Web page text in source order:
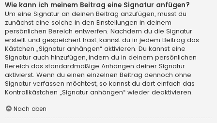
Wie kann ich meinem Beitrag eine Signatur anfügen?
Um eine Signatur an deinen Beitrag anzufügen, musst du
zunächst eine solche in den Einstellungen in deinem
persönlichen Bereich entwerfen. Nachdem du die Signatur
erstellt und gespeichert hast, kannst du in jedem Beitrag das
Kästchen „Signatur anhängen“ aktivieren. Du kannst eine
Signatur auch hinzufügen, indem du in deinem persönlichen
Bereich das standardmäßige Anhängen deiner Signatur
aktivierst. Wenn du einen einzelnen Beitrag dennoch ohne
Signatur verfassen möchtest, so kannst du dort einfach das
Kontrollkästchen „Signatur anhängen“ wieder deaktivieren.
Nach oben